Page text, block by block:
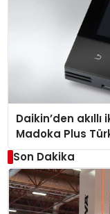
Daikin’den
Madoka Plus
Son Dakika